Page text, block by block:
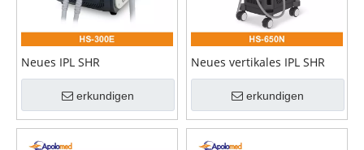
Neues IPL SHR
erkundigen
Neues vertikales IPL SHR
erkundigen